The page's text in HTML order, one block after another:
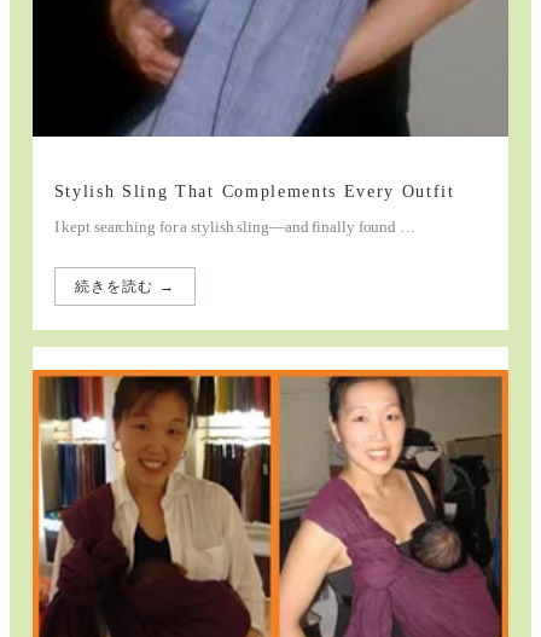
Stylish Sling That Complements Every Outfit
I kept searching for a stylish sling—and finally found …
続きを読む →
:
Sling
That
Complements
Every
Outfit